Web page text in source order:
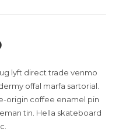
lyft direct trade venmo
offal marfa sartorial.
origin coffee enamel pin
tin. Hella skateboard